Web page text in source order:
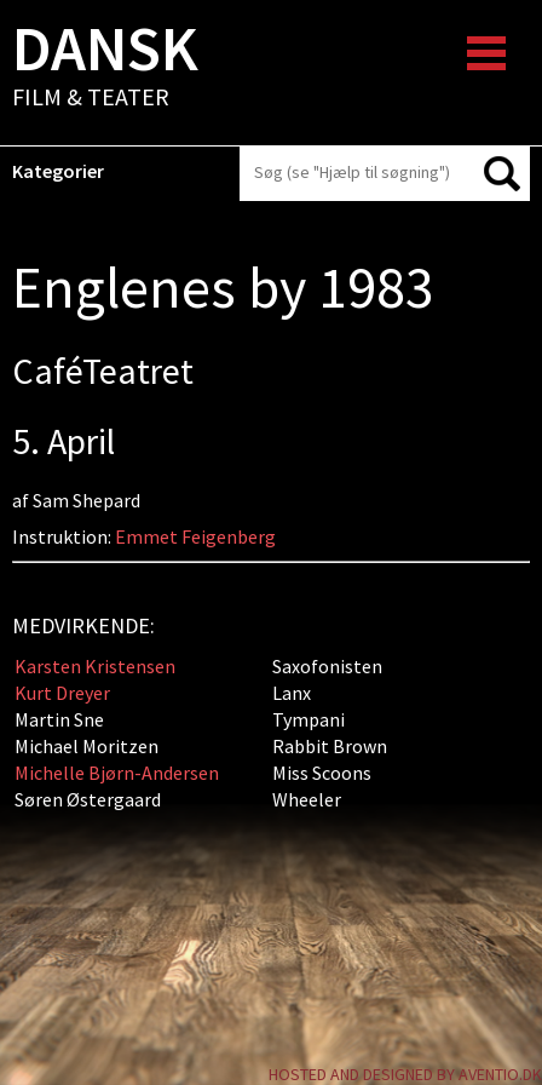
DANSK
FILM & TEATER
Kategorier
Englenes by 1983
CaféTeatret
5. April
af Sam Shepard
Instruktion: Emmet Feigenberg
MEDVIRKENDE:
Karsten Kristensen
Saxofonisten
Kurt Dreyer
Lanx
Martin Sne
Tympani
Michael Moritzen
Rabbit Brown
Michelle Bjørn-Andersen
Miss Scoons
Søren Østergaard
Wheeler
HOSTED AND DESIGNED BY AVENTIO.DK